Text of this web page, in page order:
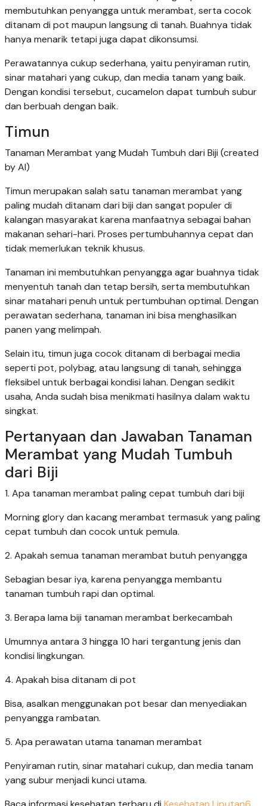
membutuhkan penyangga untuk merambat, serta cocok
ditanam di pot maupun langsung di tanah. Buahnya tidak
hanya menarik tetapi juga dapat dikonsumsi.
Perawatannya cukup sederhana, yaitu penyiraman rutin,
sinar matahari yang cukup, dan media tanam yang baik.
Dengan kondisi tersebut, cucamelon dapat tumbuh subur
dan berbuah dengan baik.
Timun
Tanaman Merambat yang Mudah Tumbuh dari Biji (created
by AI)
Timun merupakan salah satu tanaman merambat yang
paling mudah ditanam dari biji dan sangat populer di
kalangan masyarakat karena manfaatnya sebagai bahan
makanan sehari-hari. Proses pertumbuhannya cepat dan
tidak memerlukan teknik khusus.
Tanaman ini membutuhkan penyangga agar buahnya tidak
menyentuh tanah dan tetap bersih, serta membutuhkan
sinar matahari penuh untuk pertumbuhan optimal. Dengan
perawatan sederhana, tanaman ini bisa menghasilkan
panen yang melimpah.
Selain itu, timun juga cocok ditanam di berbagai media
seperti pot, polybag, atau langsung di tanah, sehingga
fleksibel untuk berbagai kondisi lahan. Dengan sedikit
usaha, Anda sudah bisa menikmati hasilnya dalam waktu
singkat.
Pertanyaan dan Jawaban Tanaman
Merambat yang Mudah Tumbuh
dari Biji
1. Apa tanaman merambat paling cepat tumbuh dari biji
Morning glory dan kacang merambat termasuk yang paling
cepat tumbuh dan cocok untuk pemula.
2. Apakah semua tanaman merambat butuh penyangga
Sebagian besar iya, karena penyangga membantu
tanaman tumbuh rapi dan optimal.
3. Berapa lama biji tanaman merambat berkecambah
Umumnya antara 3 hingga 10 hari tergantung jenis dan
kondisi lingkungan.
4. Apakah bisa ditanam di pot
Bisa, asalkan menggunakan pot besar dan menyediakan
penyangga rambatan.
5. Apa perawatan utama tanaman merambat
Penyiraman rutin, sinar matahari cukup, dan media tanam
yang subur menjadi kunci utama.